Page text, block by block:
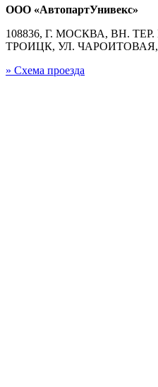
ООО «АвтопартУнивекс»
108836, Г. МОСКВА, ВН.
ТРОИЦК, УЛ. ЧАРОИТОВАЯ,
» Схема проезда